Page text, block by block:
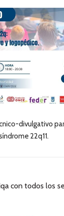
divulgativo
22q11.
con todos los